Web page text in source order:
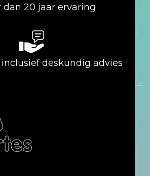
dan 20 jaar ervaring
deskundig advies